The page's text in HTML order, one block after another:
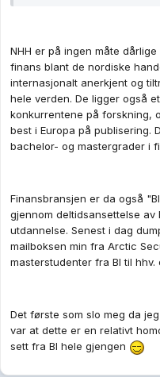
NHH er på ingen måte
finans blant de nordiske
internasjonalt anerkjent og
hele verden. De ligger også
konkurrentene på forskning,
best i Europa på publisering.
bachelor- og mastergrader i
Finansbransjen er da også
gjennom deltidsansettelse
utdannelse. Senest i dag
mailboksen min fra Arctic
masterstudenter fra BI til
Det første som slo meg da
var at dette er en relativt
sett fra BI hele gjengen